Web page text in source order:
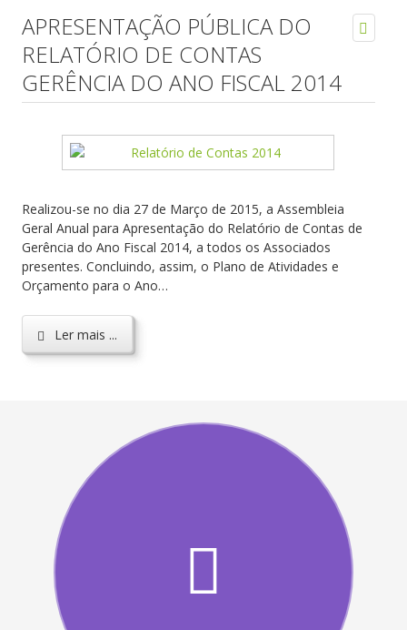
APRESENTAÇÃO PÚBLICA DO
RELATÓRIO DE CONTAS
GERÊNCIA DO ANO FISCAL 2014
Realizou-se no dia 27 de Março de 2015, a Assembleia
Geral Anual para Apresentação do Relatório de Contas de
Gerência do Ano Fiscal 2014, a todos os Associados
presentes. Concluindo, assim, o Plano de Atividades e
Orçamento para o Ano…
Ler mais ...